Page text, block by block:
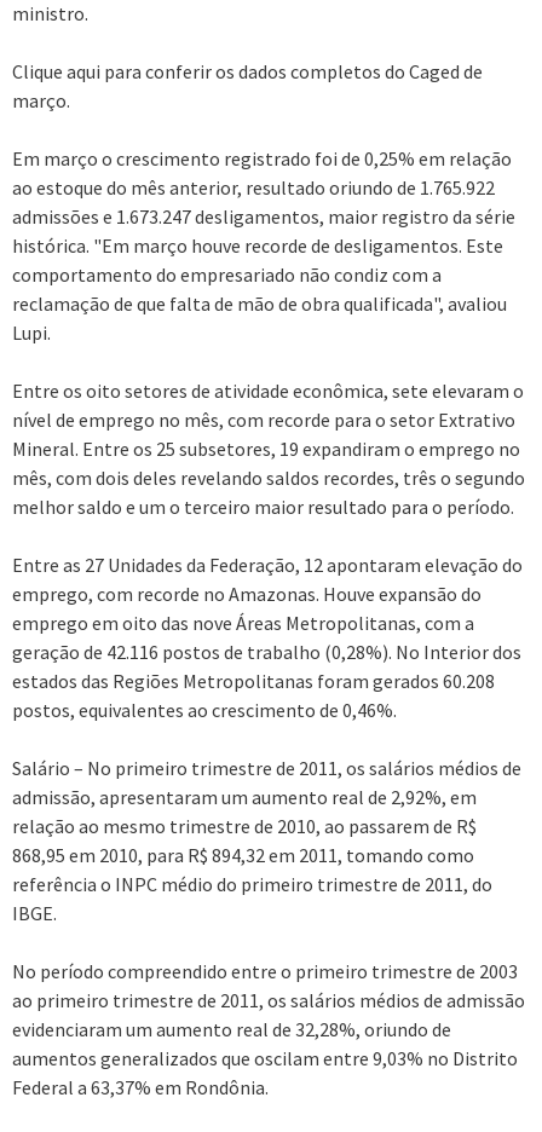
ministro.
Clique aqui para conferir os dados completos do Caged de
março.
Em março o crescimento registrado foi de 0,25% em relação
ao estoque do mês anterior, resultado oriundo de 1.765.922
admissões e 1.673.247 desligamentos, maior registro da série
histórica. "Em março houve recorde de desligamentos. Este
comportamento do empresariado não condiz com a
reclamação de que falta de mão de obra qualificada", avaliou
Lupi.
Entre os oito setores de atividade econômica, sete elevaram o
nível de emprego no mês, com recorde para o setor Extrativo
Mineral. Entre os 25 subsetores, 19 expandiram o emprego no
mês, com dois deles revelando saldos recordes, três o segundo
melhor saldo e um o terceiro maior resultado para o período.
Entre as 27 Unidades da Federação, 12 apontaram elevação do
emprego, com recorde no Amazonas. Houve expansão do
emprego em oito das nove Áreas Metropolitanas, com a
geração de 42.116 postos de trabalho (0,28%). No Interior dos
estados das Regiões Metropolitanas foram gerados 60.208
postos, equivalentes ao crescimento de 0,46%.
Salário – No primeiro trimestre de 2011, os salários médios de
admissão, apresentaram um aumento real de 2,92%, em
relação ao mesmo trimestre de 2010, ao passarem de R$
868,95 em 2010, para R$ 894,32 em 2011, tomando como
referência o INPC médio do primeiro trimestre de 2011, do
IBGE.
No período compreendido entre o primeiro trimestre de 2003
ao primeiro trimestre de 2011, os salários médios de admissão
evidenciaram um aumento real de 32,28%, oriundo de
aumentos generalizados que oscilam entre 9,03% no Distrito
Federal a 63,37% em Rondônia.